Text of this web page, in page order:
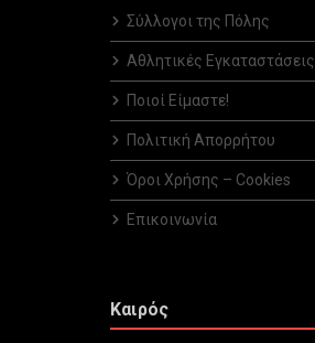
Σύλλογοι της Πόλης
Αθλητικές Εγκαταστάσεις
Ποιοί Είμαστε!
Πολιτική Απορρήτου
Όροι Χρήσης – Cookies
Επικοινωνία
Καιρός